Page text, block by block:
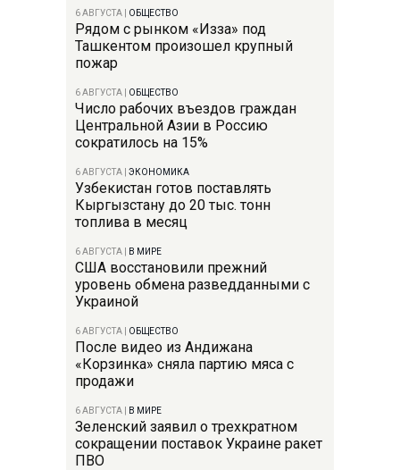
6 АВГУСТА ОБЩЕСТВО
Рядом с рынком «Изза» под
Ташкентом произошел крупный
пожар
6 АВГУСТА ОБЩЕСТВО
Число рабочих въездов граждан
Центральной Азии в Россию
сократилось на 15%
6 АВГУСТА ЭКОНОМИКА
Узбекистан готов поставлять
Кыргызстану до 20 тыс. тонн
топлива в месяц
6 АВГУСТА В МИРЕ
США восстановили прежний
уровень обмена разведданными с
Украиной
6 АВГУСТА ОБЩЕСТВО
После видео из Андижана
«Корзинка» сняла партию мяса с
продажи
6 АВГУСТА В МИРЕ
Зеленский заявил о трехкратном
сокращении поставок Украине ракет
ПВО